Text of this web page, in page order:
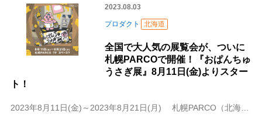
2023.08.03
プロダクト 北海道
全国で大人気の展覧会が、ついに
札幌PARCOで開催！『おぱんちゅ
うさぎ展』8月11日(金)よりスター
ト！
2023年8月11日(金)～2023年8月21日(月) 札幌PARCO（北海道札幌市中央区南1条西3-3）は、 CHOCOLATE Inc. 所属の